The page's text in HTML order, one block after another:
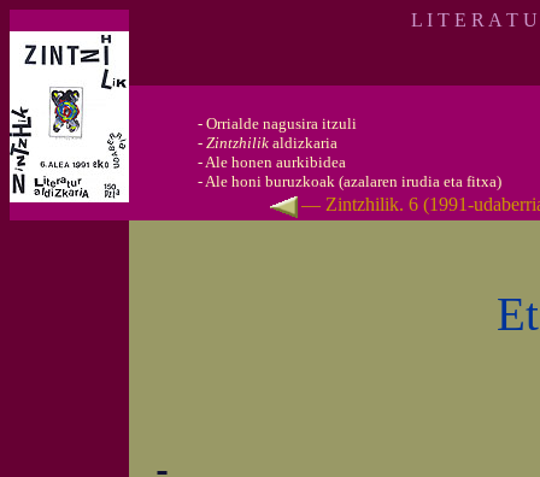
L I T E R A T
- Orrialde nagusira itzuli
- Zintzhilik aldizkaria
-Ale honen aurkibidea
-Ale honi buruzkoak (azalaren irudia eta fitxa)
— Zintzhilik. 6 (1991-